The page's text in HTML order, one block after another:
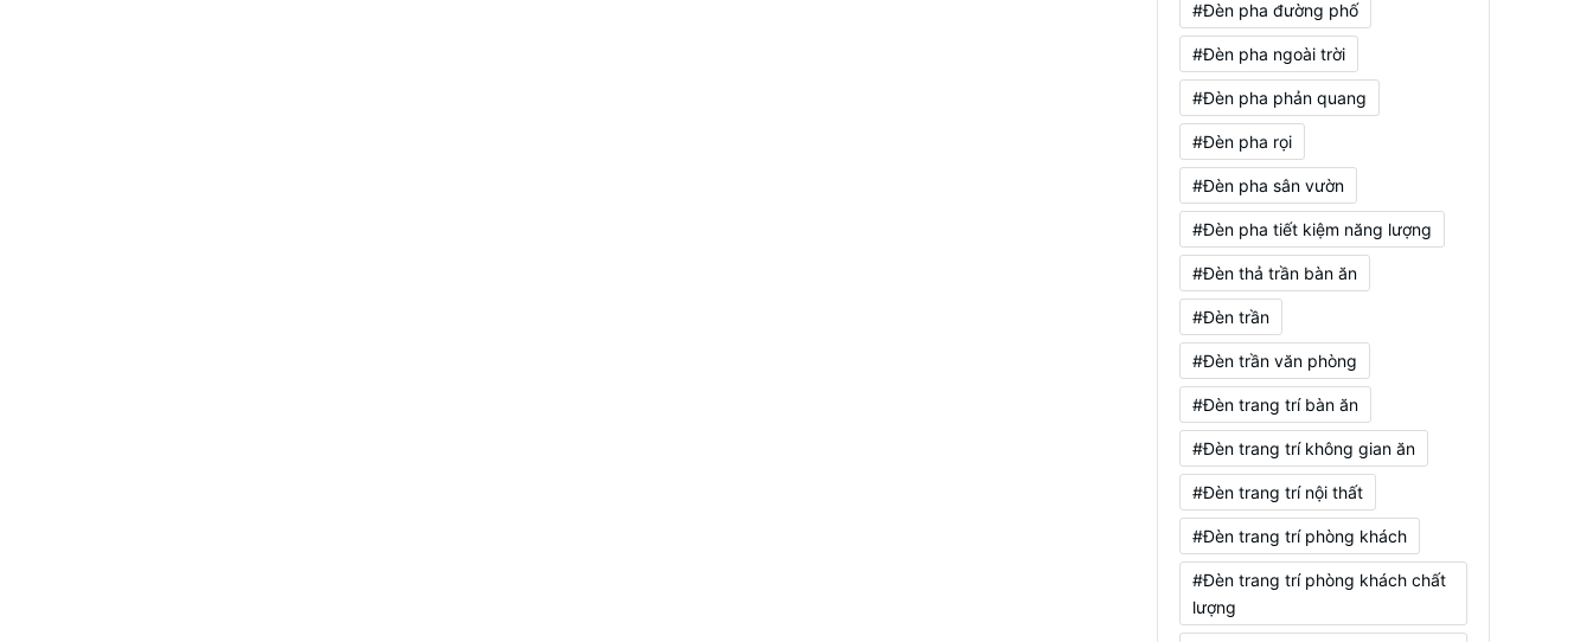
#Đèn pha đường phố
#Đèn pha ngoài trời
#Đèn pha phản quang
#Đèn pha rọi
#Đèn pha sân vườn
#Đèn pha tiết kiệm năng lượng
#Đèn thả trần bàn ăn
#Đèn trần
#Đèn trần văn phòng
#Đèn trang trí bàn ăn
#Đèn trang trí không gian ăn
#Đèn trang trí nội thất
#Đèn trang trí phòng khách
#Đèn trang trí phòng khách chất
lượng